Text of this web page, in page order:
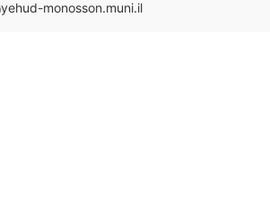
yehud-monosson.muni.il